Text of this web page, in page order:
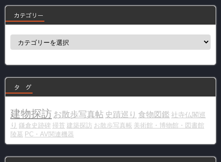
カテゴリー
カ
ー
タ グ
建物探訪 お散歩写真帖 史蹟巡り 食物図鑑 社寺仏閣巡
り 鎌倉史跡碑 掃苔 建築探訪 お散歩写真帳 美術館・博物館・図書館
陵墓 PC・AV関連機器